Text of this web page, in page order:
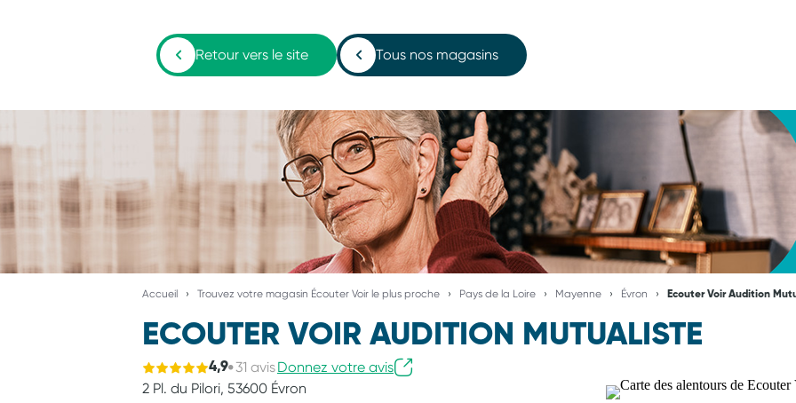
Retour vers le site Tous nos magasins
Accueil Trouvez votre magasin Écouter Voir le plus proche Pays de la Loire Mayenne Évron Ecouter Voir Audition
ECOUTER VOIR AUDITION MUTUALISTE
4,9 31 avisDonnez votre avis
2 Pl. du Pilori, 53600 Évron